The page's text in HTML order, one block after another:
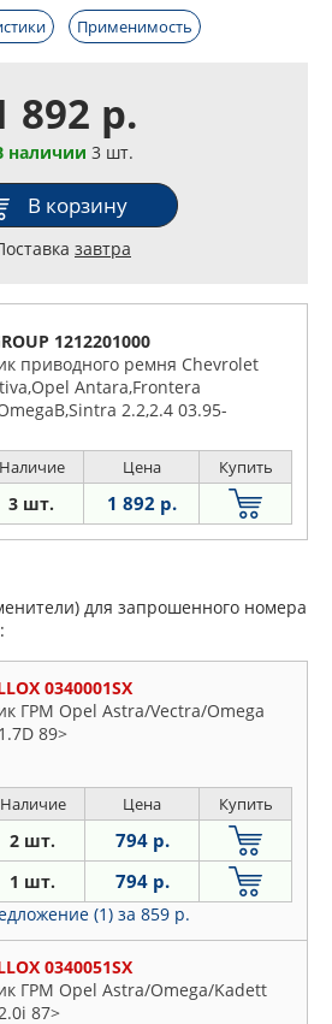
Применимость
892 р.
наличии 3 шт.
В корзину
завтра
1212201000
приводного ремня Chevrolet
Antara,Frontera
2.2,2.4 03.95-
Наличие Цена Купить
3 шт. 1 892 р.
для запрошенного номера
:
0340001SX
ГРМ Opel Astra/Vectra/Omega
89>
Наличие Цена Купить
2 шт. 794 р.
1 шт. 794 р.
(1) за 859 р.
0340051SX
ГРМ Opel Astra/Omega/Kadett
87>